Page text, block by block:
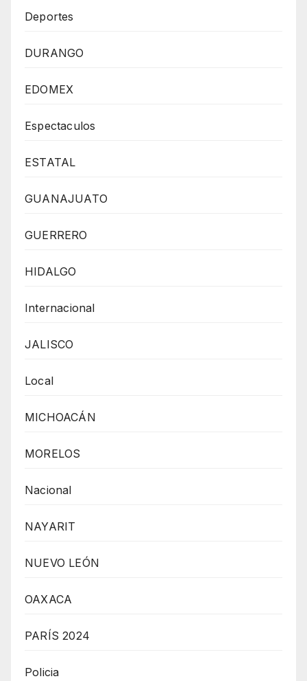
Deportes
DURANGO
EDOMEX
Espectaculos
ESTATAL
GUANAJUATO
GUERRERO
HIDALGO
Internacional
JALISCO
Local
MICHOACÁN
MORELOS
Nacional
NAYARIT
NUEVO LEÓN
OAXACA
PARÍS 2024
Policia